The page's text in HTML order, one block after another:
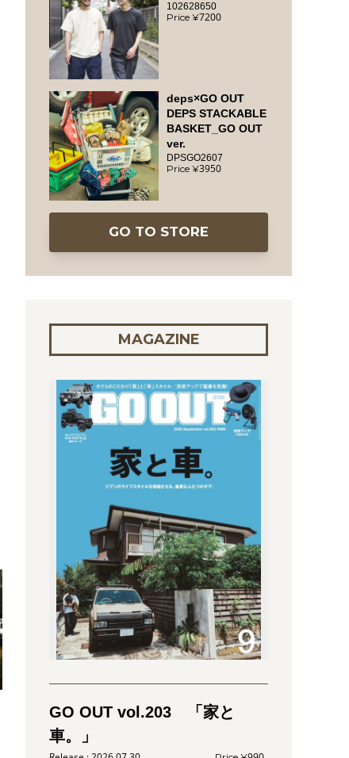
102628650
7200
deps×GO OUT
DEPS STACKABLE
BASKET_GO OUT
ver.
DPSGO2607
3950
GO TO STORE
MAGAZINE
GO OUT vol.203 「家と
車。」